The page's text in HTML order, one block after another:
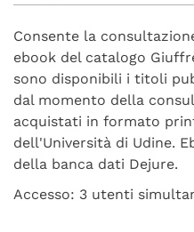
Consente la
ebook del catalogo
sono disponibili i titoli
dal momento della
acquistati in formato
dell'Università di Udine.
della banca dati Dejure.
Accesso: 3 utenti